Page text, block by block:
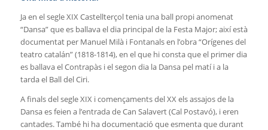
Ja en el segle XIX Castellterçol tenia una ball propi anomenat
“Dansa” que es ballava el dia principal de la Festa Major; així està
documentat per Manuel Milà i Fontanals en l’obra “Orígenes del
teatro catalán” (1818-1814), en el que hi consta que el primer dia
es ballava el Contrapàs i el segon dia la Dansa pel matí i a la
tarda el Ball del Ciri.
A finals del segle XIX i començaments del XX els assajos de la
Dansa es feien a l’entrada de Can Salavert (Cal Postavó), i eren
cantades. També hi ha documentació que esmenta que durant